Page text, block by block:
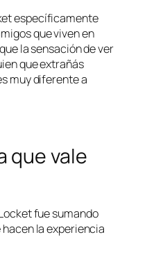
específicamente
que viven en
la sensación de ver
que extrañás
muy diferente a
que vale
fue sumando
la experiencia